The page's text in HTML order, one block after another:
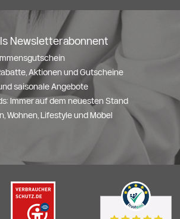
Newsletterabonnent
Aktionen und Gutscheine
saisonale Angebote
Immer auf dem neuesten Stand
Wohnen, Lifestyle und Möbel